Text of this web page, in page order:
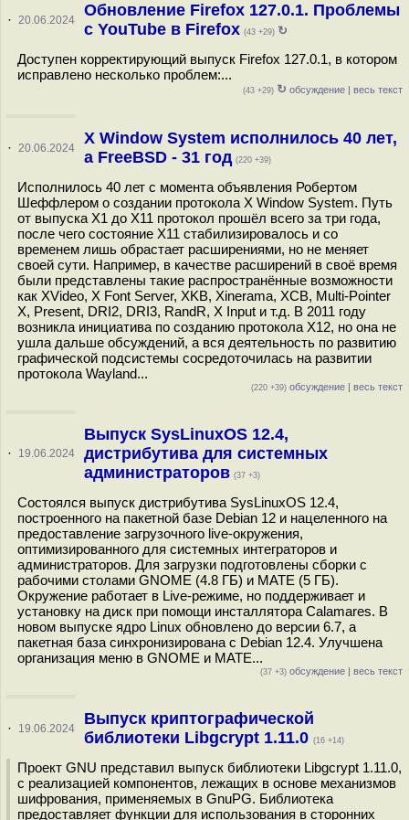
· 20.06.2024
Обновление Firefox 127.0.1. Проблемы
с YouTube в Firefox (43 +29) ↻
Доступен корректирующий выпуск Firefox 127.0.1, в котором
исправлено несколько проблем:...
(43 +29) ↻ обсуждение | весь текст
· 20.06.2024
X Window System исполнилось 40 лет,
а FreeBSD - 31 год (220 +39)
Исполнилось 40 лет с момента объявления Робертом
Шеффлером о создании протокола X Window System. Путь
от выпуска X1 до X11 протокол прошёл всего за три года,
после чего состояние X11 стабилизировалось и со
временем лишь обрастает расширениями, но не меняет
своей сути. Например, в качестве расширений в своё время
были представлены такие распространённые возможности
как XVideo, X Font Server, XKB, Xinerama, XCB, Multi-Pointer
X, Present, DRI2, DRI3, RandR, X Input и т.д. В 2011 году
возникла инициатива по созданию протокола X12, но она не
ушла дальше обсуждений, а вся деятельность по развитию
графической подсистемы сосредоточилась на развитии
протокола Wayland...
(220 +39) обсуждение | весь текст
· 19.06.2024
Выпуск SysLinuxOS 12.4,
дистрибутива для системных
администраторов (37 +3)
Состоялся выпуск дистрибутива SysLinuxOS 12.4,
построенного на пакетной базе Debian 12 и нацеленного на
предоставление загрузочного live-окружения,
оптимизированного для системных интеграторов и
администраторов. Для загрузки подготовлены сборки с
рабочими столами GNOME (4.8 ГБ) и MATE (5 ГБ).
Окружение работает в Live-режиме, но поддерживает и
установку на диск при помощи инсталлятора Calamares. В
новом выпуске ядро Linux обновлено до версии 6.7, а
пакетная база синхронизирована с Debian 12.4. Улучшена
организация меню в GNOME и MATE...
(37 +3) обсуждение | весь текст
· 19.06.2024
Выпуск криптографической
библиотеки Libgcrypt 1.11.0 (16 +14)
Проект GNU представил выпуск библиотеки Libgcrypt 1.11.0,
с реализацией компонентов, лежащих в основе механизмов
шифрования, применяемых в GnuPG. Библиотека
предоставляет функции для использования в сторонних